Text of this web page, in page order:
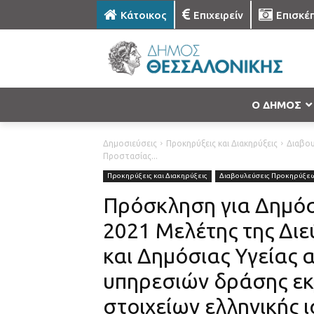
Κάτοικος Επιχειρείν
Ο ΔΗΜΟΣ
Δημοσιεύσεις Προκηρύξεις και Διακηρύξεις
Προστασίας...
Προκηρύξεις και Διακηρύξεις Διαβουλεύσεις
Πρόσκληση για
2021 Μελέτης της
και Δημόσιας
υπηρεσιών δράσης
στοιχείων ελληνικής